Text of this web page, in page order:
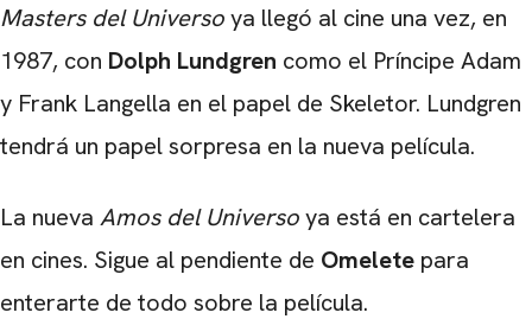
Masters del Universoya llegó al cine una vez, en
1987, con Dolph Lundgren como el Príncipe Adam
y Frank Langella en el papel de Skeletor. Lundgren
tendrá un papel sorpresa en la nueva película.
La nueva Amos del Universoya está en cartelera
en cines. Sigue al pendiente de Omelete para
enterarte de todo sobre la película.